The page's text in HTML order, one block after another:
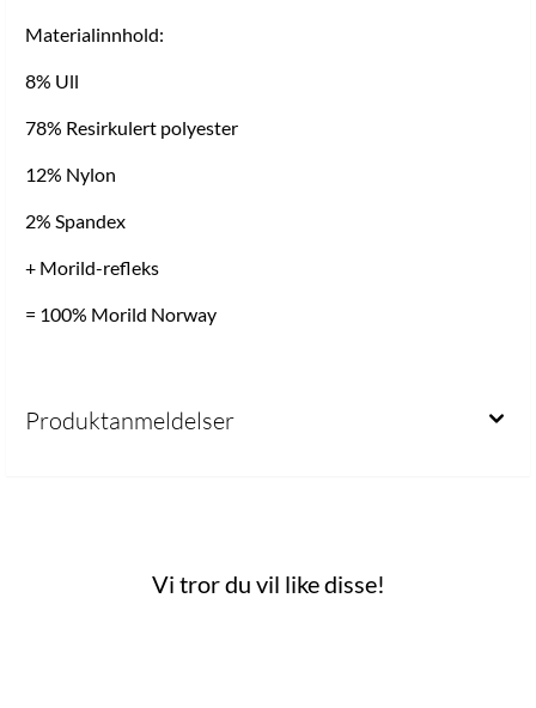
Materialinnhold:
8% Ull
78% Resirkulert polyester
12% Nylon
2% Spandex
+ Morild-refleks
= 100% Morild Norway
Produktanmeldelser
Vi tror du vil like disse!